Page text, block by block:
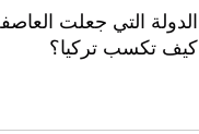
الدولة التي جعلت
كيف تكسب تركيا؟